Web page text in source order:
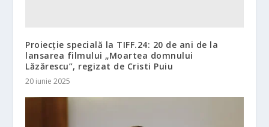
Proiecție specială la TIFF.24: 20 de ani de la
lansarea filmului „Moartea domnului
Lăzărescu”, regizat de Cristi Puiu
20 iunie 2025